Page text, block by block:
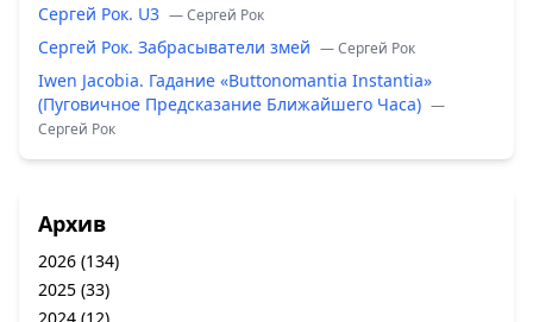
Сергей Рок. U3 — Сергей Рок
Сергей Рок. Забрасыватели змей — Сергей Рок
Iwen Jacobia. Гадание «Buttonomantia Instantia»
(Пуговичное Предсказание Ближайшего Часа) —
Сергей Рок
Архив
2026 (134)
2025 (33)
2024 (12)